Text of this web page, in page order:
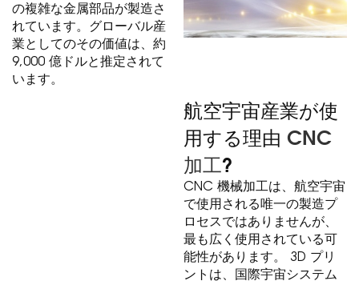
の複雑な金属部品が製造さ
れています。グローバル産
業としてのその価値は、約
9,000 億ドルと推定されて
います。
航空宇宙産業が使
用する理由 CNC
加工?
CNC 機械加工は、航空宇宙
で使用される唯一の製造プ
ロセスではありませんが、
最も広く使用されている可
能性があります。 3D プリ
ントは、国際宇宙システム